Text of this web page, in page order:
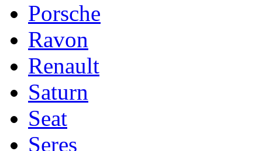
Porsche
Ravon
Renault
Saturn
Seat
Seres